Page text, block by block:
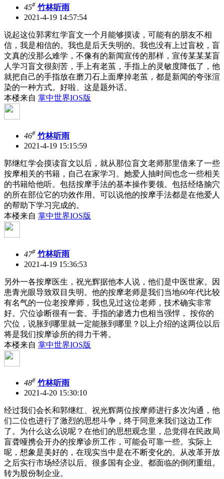
45# 竹林听雨
2021-4-19 14:57:54
说起这位郭霁红学盲文一个月能够摸读，可能有的朋友不相
信，我是相信的。我也是后天失明的。我也没有上过盲校，盲
文真的没那么难学，不像有的新闻宣传的那样，宣传某某某盲
人学习盲文很刻苦，手上有老茧，手指上的灵敏度降低了，他
就把自己的手指放在磨刀石上面摩掉老茧，都是新闻的夸张渲
染的一种方式。好啦、这是题外话。
本楼来自 掌中世界IOS版
46# 竹林听雨
2021-4-19 15:15:59
郭继红学会摸读盲文以后，就从那位盲文老师那里借来了一些
按摩相关的书籍，自己在家学习。她爱人抽时间也念一些相关
的书籍给他听。包括按摩手法的基本操作要领。包括经络腧穴
的所在部位它的功效作用。可以说他的按摩手法都是在他爱人
的帮助下学习完成的。
本楼来自 掌中世界IOS版
47# 竹林听雨
2021-4-19 15:36:53
另外一各按摩医生，祝光辉据他本人说，他们是中医世家。因
患青光眼导致双目失明。他的按摩老师是我们当地60年代比较
有名气的一位老按摩师，我也见过这位老师，技术确实非常
好。穴位诊断很有一套。手指的渗透力也相当强悍， 按你的
穴位，说胀到哪里就一定能胀到哪里？以上介绍的这两位以后
将是我们按摩诊所的得力干将。
本楼来自 掌中世界IOS版
48# 竹林听雨
2021-4-20 15:30:10
经过我们会长和郭继红、祝光辉两位按摩师进行多次沟通，他
们二位也进行了激烈的思想斗争，终于同意来我们这边工作
了。为什么这么说呢？在他们的思想观念里，总觉得在民政局
盲聋哑携会开办的按摩诊所工作，可能会可靠一些。实际上
呢，想象是美好的，在现实当中是在不断变化的。从改革开放
之后实行市场经济以后。很多国有企业。都面临的倒闭重组。
转为股份制企业。